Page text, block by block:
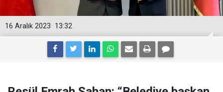
13:32
16 Aralık 2023